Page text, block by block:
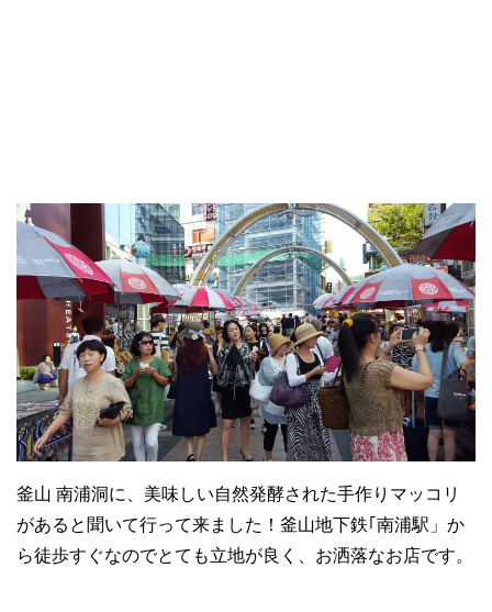
釜山 南浦洞に、美味しい自然発酵された手作りマッコリ
があると聞いて行って来ました！ 釜山地下鉄｢南浦駅」か
ら徒歩すぐなのでとても立地が良く、お洒落なお店です。